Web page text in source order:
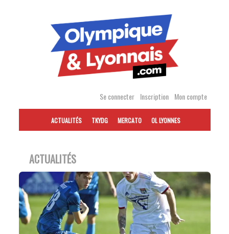
Se connecter Inscription Mon compte
ACTUALITÉS TKYDG MERCATO OL LYONNES
ACTUALITÉS